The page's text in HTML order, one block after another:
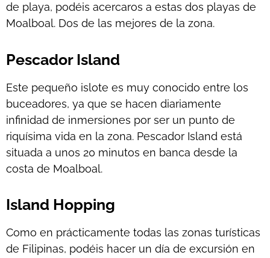
de playa, podéis acercaros a estas dos playas de
Moalboal. Dos de las mejores de la zona.
Pescador Island
Este pequeño islote es muy conocido entre los
buceadores, ya que se hacen diariamente
infinidad de inmersiones por ser un punto de
riquísima vida en la zona. Pescador Island está
situada a unos 20 minutos en banca desde la
costa de Moalboal.
Island Hopping
Como en prácticamente todas las zonas turísticas
de Filipinas, podéis hacer un día de excursión en